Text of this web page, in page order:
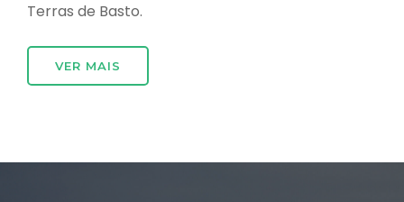
Terras de Basto.
VER MAIS